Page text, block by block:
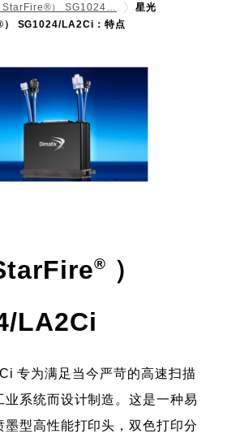
StarFire®） SG1024…
星光
） SG1024/LA2Ci：特点
®
）
LA2Ci
专为满足当今严苛的高速扫描
业系统而设计制造。这是一种易
墨型高性能打印头，双色打印分